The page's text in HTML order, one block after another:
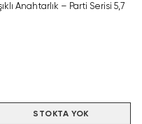
Anahtarlık – Parti Serisi 5,7
STOKTA YOK